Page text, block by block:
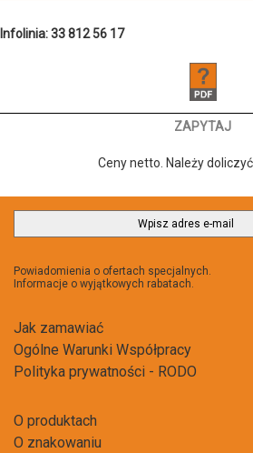
Infolinia: 33 812 56 17
ZAPYTAJ
Ceny netto. Należy doliczyć
Powiadomienia o ofertach specjalnych.
Informacje o wyjątkowych rabatach.
Jak zamawiać
Ogólne Warunki Współpracy
Polityka prywatności - RODO
O produktach
O znakowaniu